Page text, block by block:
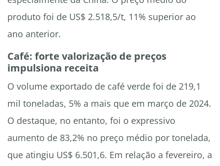
produto foi de US$ 2.518,5/t, 11% superior ao
ano anterior.
Café: forte valorização de preços
impulsiona receita
O volume exportado de café verde foi de 219,1
mil toneladas, 5% a mais que em março de 2024.
O destaque, no entanto, foi o expressivo
aumento de 83,2% no preço médio por tonelada,
que atingiu US$ 6.501,6. Em relação a fevereiro, a